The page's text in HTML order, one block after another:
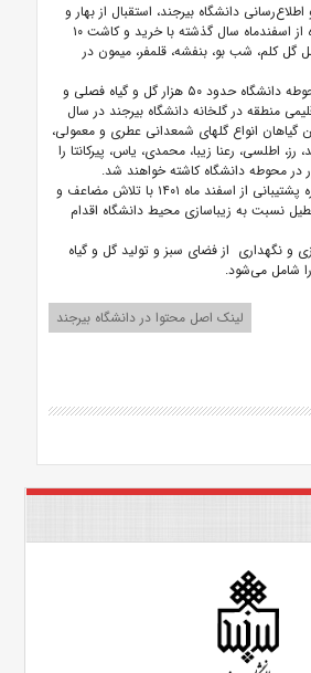
دانشگاه بیرجند، استقبال از بهار و
زیباسازی محوطه دانشگاه از اسفندماه سال گذشته با خرید و کاشت ۱۰
گل کلم، شب بو، بنفشه، قلمفر، میمون در
برای زیباسازی مداوم محوطه دانشگاه حدود ۵۰ هزار گل و گیاه فصلی و
منطقه در گلخانه دانشگاه بیرجند در سال
گیاهان انواع گلهای شمعدانی عطری و معمولی،
اطلسی، رعنا زیبا، محمدی، یاس، پیرکانتا را
در محوطه دانشگاه کاشته خواهند شد.
نیروهای فضای سبز و اداره پشتیبانی از اسفند ماه ۱۴۰۱ با تلاش مضاعف و
نسبت به زیباسازی محیط دانشگاه اقدام
و نگهداری از فضای سبز و تولید گل و گیاه
شامل می‌شود.
لینک اصل محتوا در دانشگاه بیرجند